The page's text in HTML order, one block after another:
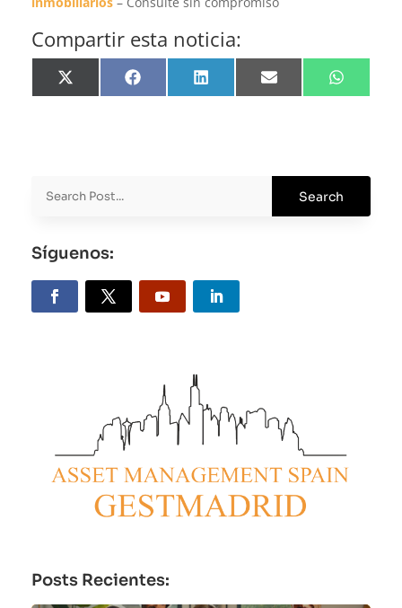
Compartir esta noticia:
Share
on
Share
on
Share
on
Share
on
Share
on
Síguenos:
Posts Recientes: